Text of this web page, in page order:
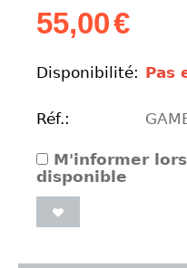
55,00€
Disponibilité: Pas
Réf.:
M'informer
disponible